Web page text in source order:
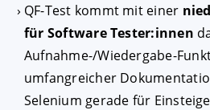
QF-Test kommt mit einer
für Software Tester:innen
Aufnahme-/Wiedergabe-
umfangreicher
Selenium gerade für